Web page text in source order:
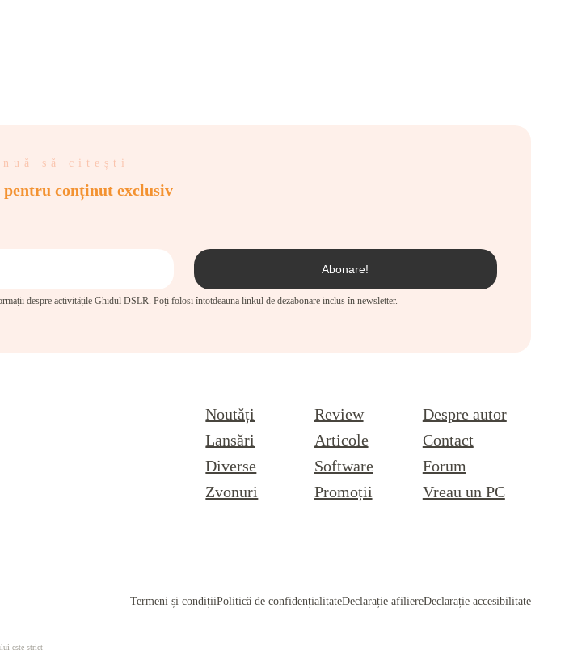
să citești
pentru conținut exclusiv
despre activitățile Ghidul DSLR. Poți folosi întotdeauna linkul de dezabonare inclus în newsletter.
Noutăți
Lansări
Diverse
Zvonuri
Review
Articole
Software
Promoții
Despre autor
Contact
Forum
Vreau un PC
este strict
Termeni și condițiiPolitică de confidențialitateDeclarație afiliereDeclarație accesibilitate